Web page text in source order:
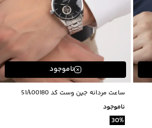
ناموجود
ساعت مردانه جين وست كد 51A00180
ناموجود
30%